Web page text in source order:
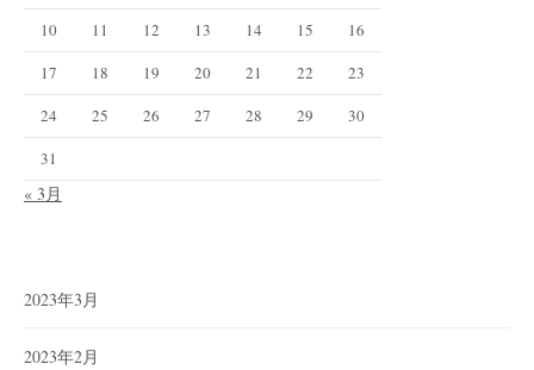
10
11 12 13 14 15
16
17
18 19 20 21 22
23
24
25 26 27 28 29
30
31
« 3月
2023年3月
2023年2月